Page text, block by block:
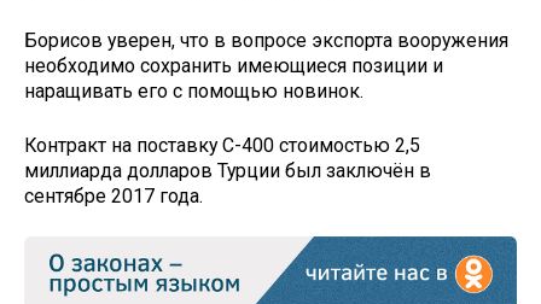
Борисов уверен, что в вопросе экспорта вооружения
необходимо сохранить имеющиеся позиции и
наращивать его с помощью новинок.
Контракт на поставку С-400 стоимостью 2,5
миллиарда долларов Турции был заключён в
сентябре 2017 года.